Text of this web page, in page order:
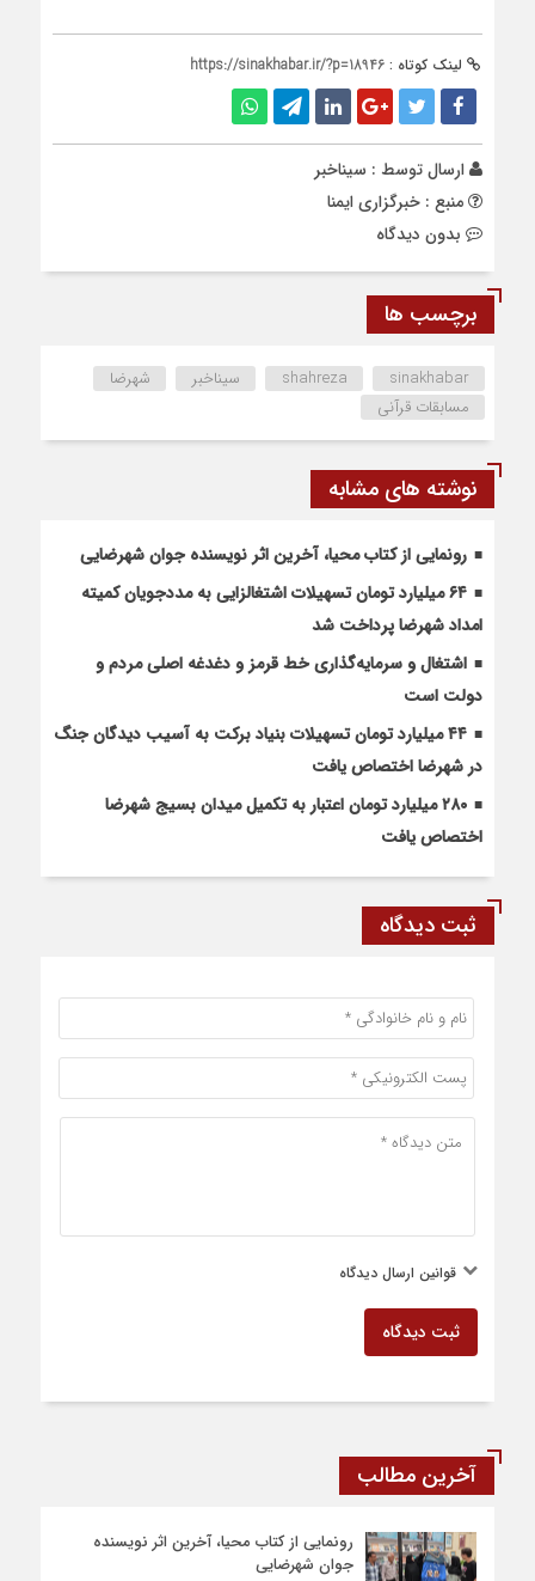
لینک کوتاه : https://sinakhabar.ir/?p=18946
ارسال توسط : سیناخبر
منبع : خبرگزاری ایمنا
بدون دیدگاه
برچسب ها
shahreza sinakhabar سیناخبر
شهرضا
مسابقات قرآنی
نوشته های مشابه
رونمایی از کتاب محیا، آخرین اثر نویسنده جوان شهرضایی
۶۴ میلیارد تومان تسهیلات اشتغالزایی به مددجویان کمیته
امداد شهرضا پرداخت شد
اشتغال و سرمایه‌گذاری خط قرمز و دغدغه اصلی مردم و
دولت است
۴۴ میلیارد تومان تسهیلات بنیاد برکت به آسیب دیدگان جنگ
در شهرضا اختصاص یافت
۲۸۰ میلیارد تومان اعتبار به تکمیل میدان بسیج شهرضا
اختصاص یافت
ثبت دیدگاه
قوانین ارسال دیدگاه
ثبت دیدگاه
آخرین مطالب
رونمایی از کتاب محیا، آخرین اثر نویسنده
جوان شهرضایی